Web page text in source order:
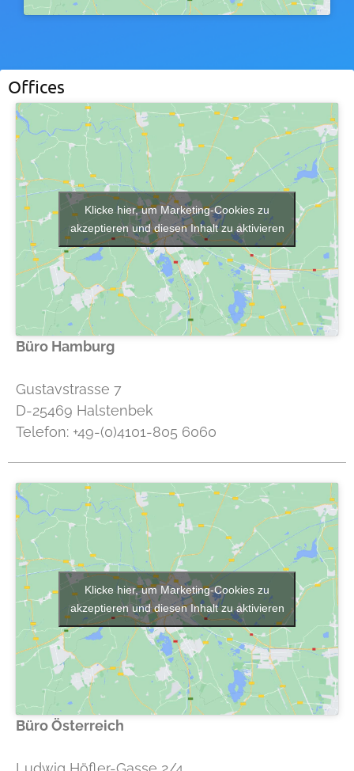
Offices
Klicke hier, um Marketing-Cookies zu
akzeptieren und diesen Inhalt zu aktivieren
Büro Hamburg
Gustavstrasse 7
D-25469 Halstenbek
Telefon: +49-(0)4101-805 6060
Klicke hier, um Marketing-Cookies zu
akzeptieren und diesen Inhalt zu aktivieren
Büro Österreich